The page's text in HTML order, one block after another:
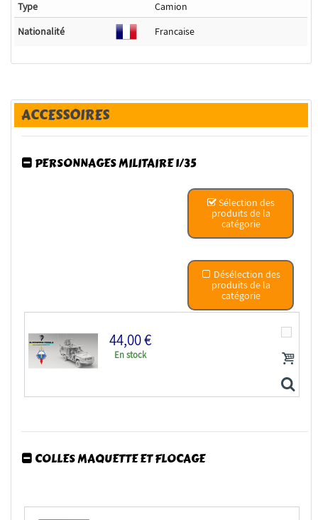
Type
Camion
Nationalité
Francaise
ACCESSOIRES
PERSONNAGES MILITAIRE 1/35
Sélection des
produits de la
catégorie
Désélection des
produits de la
catégorie
44,00 €
En stock
COLLES MAQUETTE ET FLOCAGE